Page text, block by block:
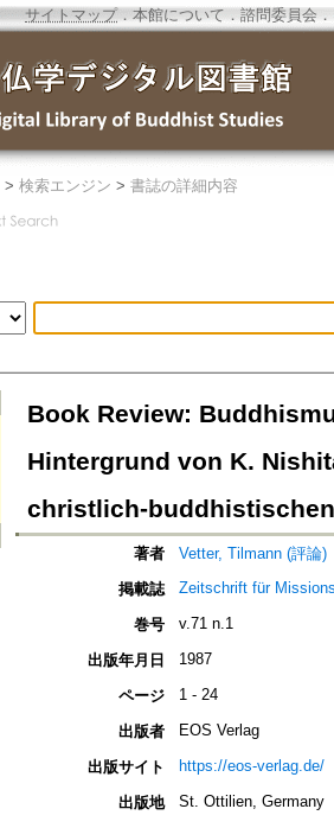
サイトマップ．本館について ． 諮問委員会 ．
> 検索エンジン > 書誌の詳細内容
Book Review:
Hintergrund von K.
christlich-
著者
Vetter, Tilmann (評論)
掲載誌
Zeitschrift für
巻号 v.71 n.1
出版年月日 1987
ページ 1 - 24
出版者 EOS Verlag
出版サイト https://eos-verlag.de/
出版地 St. Ottilien, Germany